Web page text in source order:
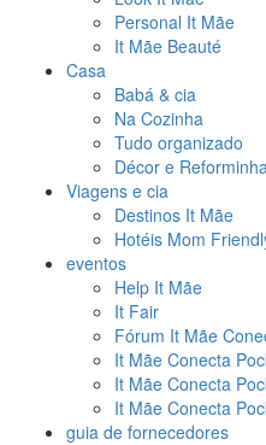
Personal It Mãe
It Mãe Beauté
Casa
Babá & cia
Na Cozinha
Tudo organizado
Décor e
Viagens e cia
Destinos It Mãe
Hotéis Mom
eventos
Help It Mãe
It Fair
Fórum It Mãe
It Mãe Conecta
It Mãe Conecta
It Mãe Conecta
guia de fornecedores